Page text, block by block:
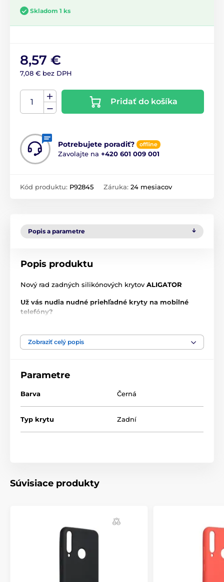
Skladom 1 ks
8,57 €
7,08 € bez DPH
Pridať do košíka
Potrebujete poradiť? offline
Zavolajte na +420 601 009 001
Kód produktu: P92845 Záruka: 24 mesiacov
Popis a parametre
Popis produktu
Nový rad zadných silikónových krytov ALIGATOR
Už vás nudia nudné priehľadné kryty na mobilné
telefóny?
krytov ULTRA SLIM.
tvarovanými výrezmi pre pohodlné ovládanie
kvalitný mäkký silikón s vyvýšenými okrajmi a veľmi
Pre maximálnu ochranu vášho zariadenia
odporúčame používať toto puzdro v kombinácii s
- Elegantný dizajn
Zobraziť celý popis
Parametre
Barva Černá
Typ krytu Zadní
Súvisiace produkty